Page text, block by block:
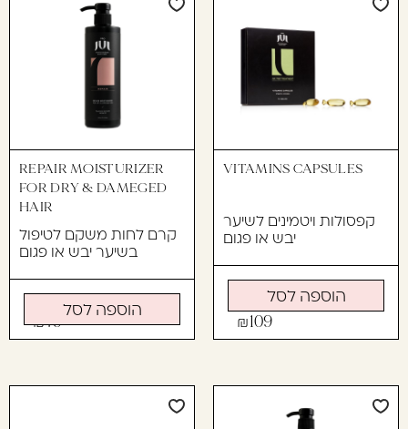
VITAMINS CAPSULES
קפסולות ויטמינים לשיער
יבש או פגום
109
הוספה לסל
REPAIR MOISTURIZER
FOR DRY & DAMEGED
HAIR
קרם לחות משקם לטיפול
בשיער יבש או פגום
79
הוספה לסל